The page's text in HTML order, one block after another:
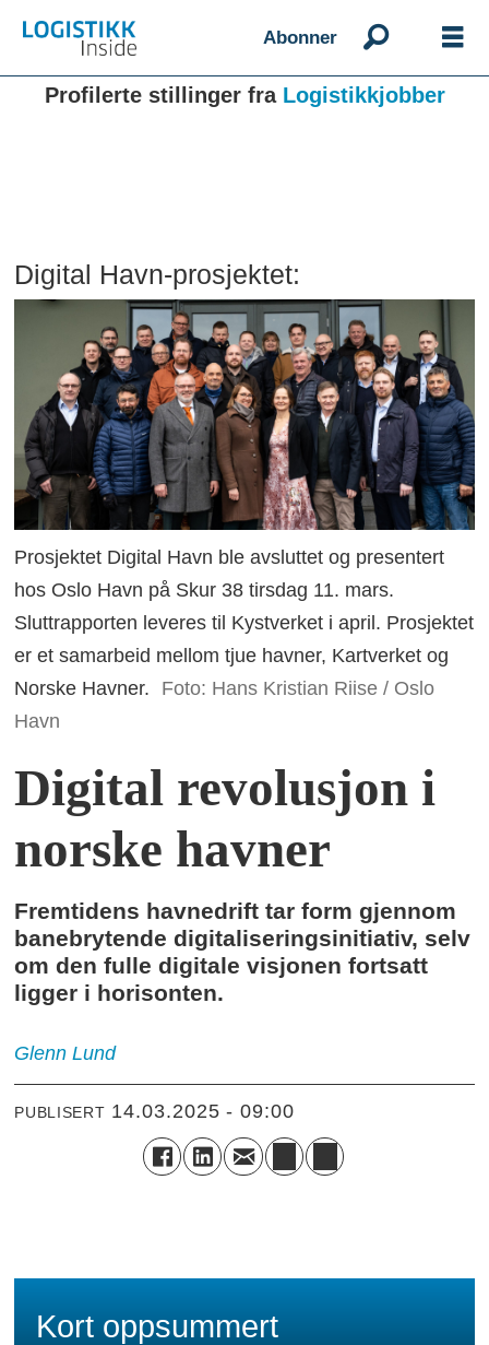
Abonner
Profilerte stillinger fra Logistikkjobber
Digital Havn-prosjektet:
Prosjektet Digital Havn ble avsluttet og presentert
hos Oslo Havn på Skur 38 tirsdag 11. mars.
Sluttrapporten leveres til Kystverket i april. Prosjektet
er et samarbeid mellom tjue havner, Kartverket og
Norske Havner.
Foto: Hans Kristian Riise / Oslo
Havn
Digital revolusjon i
norske havner
Fremtidens havnedrift tar form gjennom
banebrytende digitaliseringsinitiativ, selv
om den fulle digitale visjonen fortsatt
ligger i horisonten.
Glenn Lund
PUBLISERT 14.03.2025 - 09:00
Kort oppsummert